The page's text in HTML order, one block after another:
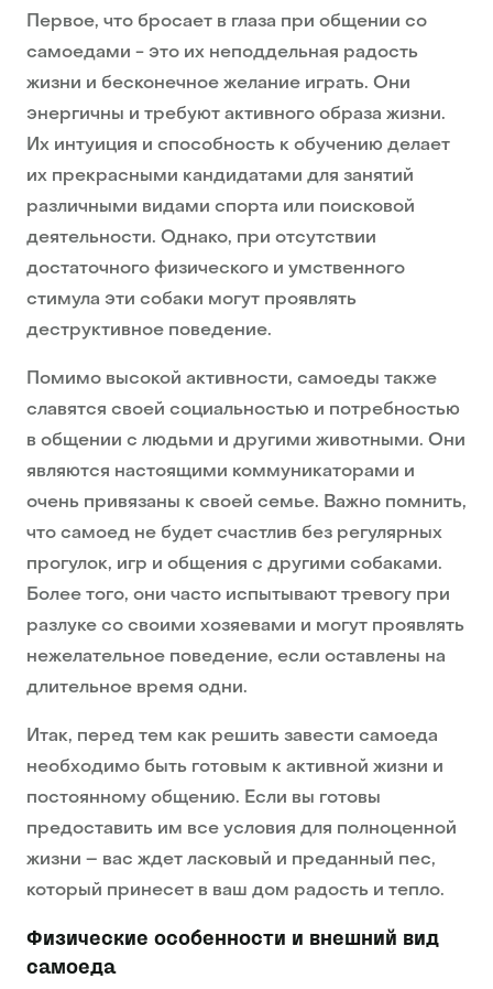
Первое, что бросает в глаза при общении со
самоедами - это их неподдельная радость
жизни и бесконечное желание играть. Они
энергичны и требуют активного образа жизни.
Их интуиция и способность к обучению делает
их прекрасными кандидатами для занятий
различными видами спорта или поисковой
деятельности. Однако, при отсутствии
достаточного физического и умственного
стимула эти собаки могут проявлять
деструктивное поведение.
Помимо высокой активности, самоеды также
славятся своей социальностью и потребностью
в общении с людьми и другими животными. Они
являются настоящими коммуникаторами и
очень привязаны к своей семье. Важно помнить,
что самоед не будет счастлив без регулярных
прогулок, игр и общения с другими собаками.
Более того, они часто испытывают тревогу при
разлуке со своими хозяевами и могут проявлять
нежелательное поведение, если оставлены на
длительное время одни.
Итак, перед тем как решить завести самоеда
необходимо быть готовым к активной жизни и
постоянному общению. Если вы готовы
предоставить им все условия для полноценной
жизни – вас ждет ласковый и преданный пес,
который принесет в ваш дом радость и тепло.
Физические особенности и внешний вид
самоеда